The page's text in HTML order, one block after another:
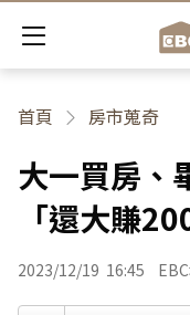
首頁 房市蒐奇
大一買房、
「還大賺
2023/12/19 16:45